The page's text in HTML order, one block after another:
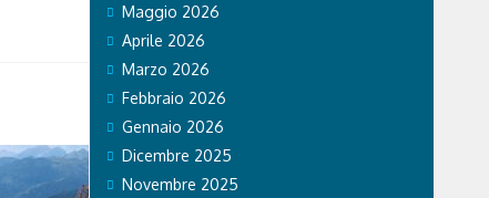
Maggio 2026
Aprile 2026
Marzo 2026
Febbraio 2026
Gennaio 2026
Dicembre 2025
Novembre 2025